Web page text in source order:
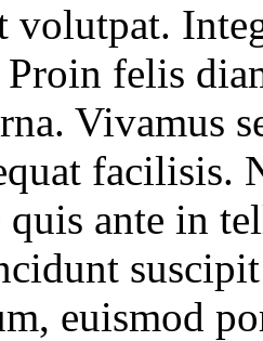
volutpat.
felis
Vivamus
facilisis.
quis ante in
euismod